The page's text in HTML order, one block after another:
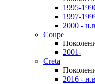
1995-
1997-
2000 -
Coupe
2001-
Creta
2016 -